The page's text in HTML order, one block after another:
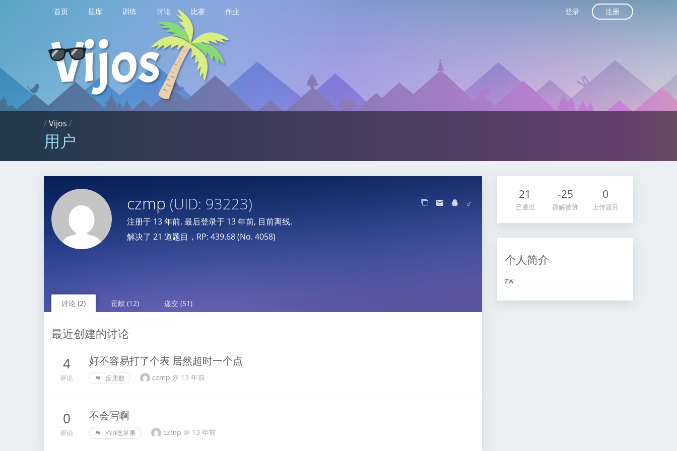
首页 题库 训练 讨论 比赛 作业 登录 注册
/Vijos /
用户
czmp (UID: 93223)
注册于 13 年前, 最后登录于 13 年前, 目前离线.
解决了 21 道题目，RP: 439.68 (No. 4058)
♂
讨论 (2) 贡献 (12) 递交 (51)
最近创建的讨论
4
评论
好不容易打了个表 居然超时一个点
反质数 czmp @ 13 年前
0
评论
不会写啊
YYB吃苹果 czmp @ 13 年前
21
已通过
-25
题解被赞
0
上传题目
个人简介
zw